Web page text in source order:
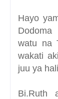
Hayo
watu na
wakati
juu ya
Bi.Ruth